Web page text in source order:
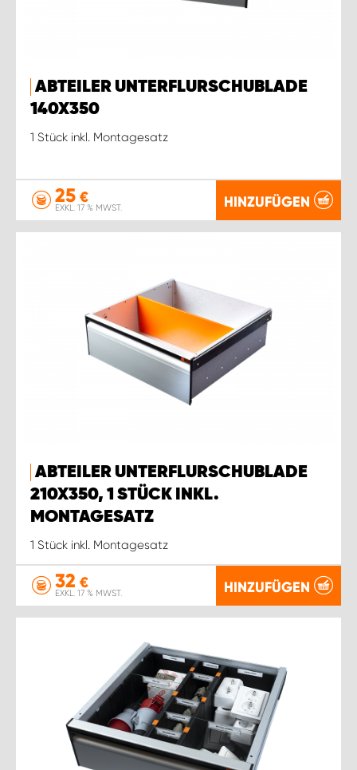
ABTEILER UNTERFLURSCHUBLADE
140X350
1 Stück inkl. Montagesatz
25 €
EXKL. 17 % MWST. HINZUFÜGEN
ABTEILER UNTERFLURSCHUBLADE
210X350, 1 STÜCK INKL.
MONTAGESATZ
1 Stück inkl. Montagesatz
32 €
EXKL. 17 % MWST. HINZUFÜGEN